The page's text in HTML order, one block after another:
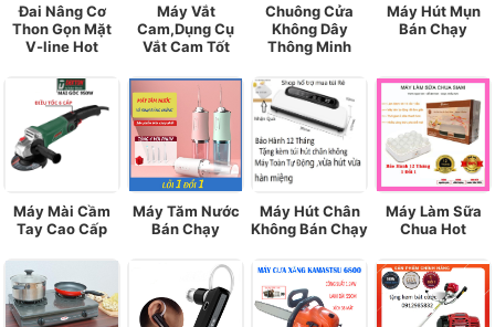
Đai Nâng Cơ
Thon Gọn Mặt
V-line Hot
Máy Vắt
Cam,Dụng Cụ
Vắt Cam Tốt
Chuông Cửa
Không Dây
Thông Minh
Máy Hút Mụn
Bán Chạy
Máy Mài Cầm
Tay Cao Cấp
Máy Tăm Nước
Bán Chạy
Máy Hút Chân
Không Bán Chạy
Máy Làm Sữa
Chua Hot